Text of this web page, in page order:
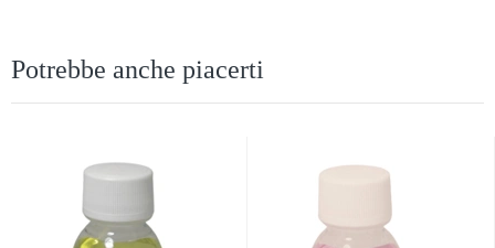
Potrebbe anche piacerti